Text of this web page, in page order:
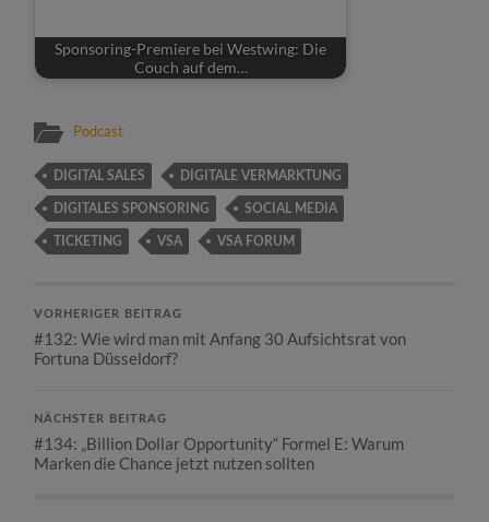
Sponsoring-Premiere bei Westwing: Die
Couch auf dem…
Podcast
DIGITAL SALES DIGITALE VERMARKTUNG
DIGITALES SPONSORING SOCIAL MEDIA
TICKETING VSA VSA FORUM
VORHERIGER BEITRAG
#132: Wie wird man mit Anfang 30 Aufsichtsrat von
Fortuna Düsseldorf?
NÄCHSTER BEITRAG
#134: „Billion Dollar Opportunity“ Formel E: Warum
Marken die Chance jetzt nutzen sollten